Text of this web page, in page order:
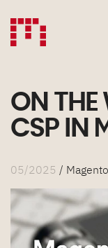
ON THE
CSP IN
05/2025 /